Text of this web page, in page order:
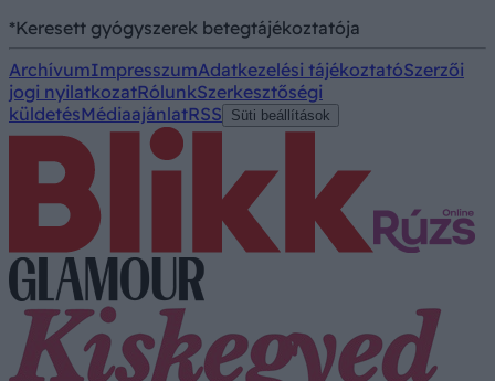
*Keresett gyógyszerek betegtájékoztatója
ArchívumImpresszumAdatkezelési tájékoztatóSzerzői
jogi nyilatkozatRólunkSzerkesztőségi
küldetésMédiaajánlatRSS Süti beállítások